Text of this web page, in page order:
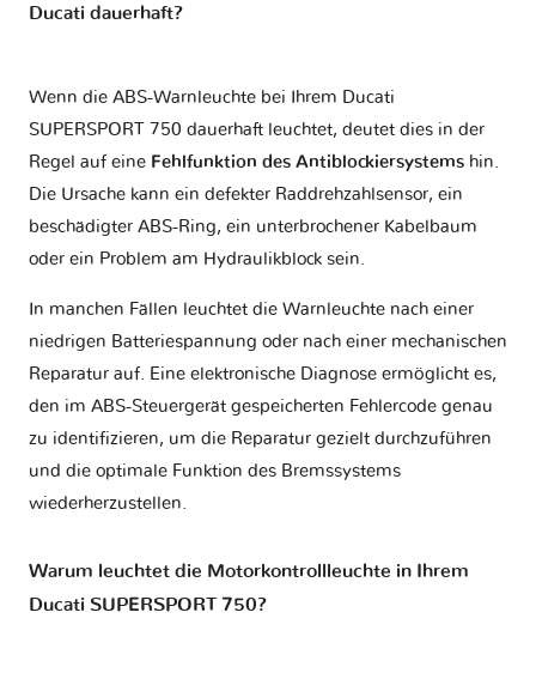
Ducati dauerhaft?
Wenn die ABS-Warnleuchte bei Ihrem Ducati
SUPERSPORT 750 dauerhaft leuchtet, deutet dies in der
Regel auf eine Fehlfunktion des Antiblockiersystems hin.
Die Ursache kann ein defekter Raddrehzahlsensor, ein
beschädigter ABS-Ring, ein unterbrochener Kabelbaum
oder ein Problem am Hydraulikblock sein.
In manchen Fällen leuchtet die Warnleuchte nach einer
niedrigen Batteriespannung oder nach einer mechanischen
Reparatur auf. Eine elektronische Diagnose ermöglicht es,
den im ABS-Steuergerät gespeicherten Fehlercode genau
zu identifizieren, um die Reparatur gezielt durchzuführen
und die optimale Funktion des Bremssystems
wiederherzustellen.
Warum leuchtet die Motorkontrollleuchte in Ihrem
Ducati SUPERSPORT 750?